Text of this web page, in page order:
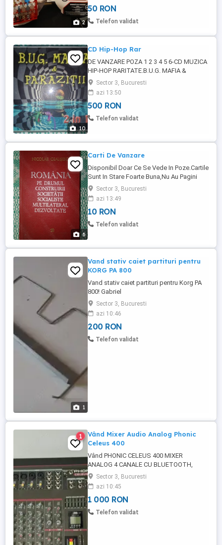
2
50 RON
Telefon validat
10
CD Hip-Hop Rar
DE VANZARE POZA 1 2 3 4 5 6-CD MUZICA
HIP-HOP RARITATE.B.U.G. MAFIA &
PARAZITII 2 IN 1.PRET FIX 500 DE LEI.CD-
UL CONTINE 18 PIESE,CATE 9 PIESE DE LA
FIECARE FORMATIE.CD CLONA 1 LA 1 CU
ORIGINALUL.ESTE IMPRIMAT PE CD-R
VERBATIM AZO.POZA 7 8 9 10-CD
Sector 3, Bucuresti
azi 13:50
500 RON
Telefon validat
6
Carti De Vanzare
Disponibil Doar Ce Se Vede In Poze.Cartile
Sunt In Stare Foarte Buna,Nu Au Pagini
Rupte, Lipite,Sau Indoite.POZA 1-2-
Nicolaie Ceausescu-Romania Pe Drumul
Construirii Societatii Socialiste Multilateral
Dezvoltate Vol.18-Editura Politica-1979-
715 Pagini.PRET FIX 50 DE LEI.POZA 3-
Sector 3, Bucuresti
azi 13:49
10 RON
Telefon validat
1
Vand stativ caiet partituri pentru
KORG PA 800
Vand stativ caiet partituri pentru Korg PA
800! Gabriel
Sector 3, Bucuresti
azi 10:46
200 RON
Telefon validat
1
Vând Mixer Audio Analog Phonic
Celeus 400
Vând PHONIC CELEUS 400 MIXER
ANALOG 4 CANALE CU BLUETOOTH,
EFECTE DIGITALE, EQ GRAFIC,
COMPRESOARE DE CANALE, INTERFAȚĂ
USB ȘI RECORDER PLAYER USB Stare
foarte bună, folosit foarte puțin! Gabriel
Sector 3, Bucuresti
azi 10:45
1 000 RON
Telefon validat